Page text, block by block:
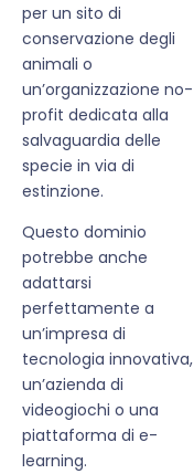
per un sito di
conservazione degli
animali o
un’organizzazione no-
profit dedicata alla
salvaguardia delle
specie in via di
estinzione.
Questo dominio
potrebbe anche
adattarsi
perfettamente a
un’impresa di
tecnologia innovativa,
un’azienda di
videogiochi o una
piattaforma di e-
learning.